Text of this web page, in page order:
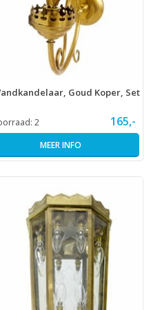
Goud Koper, Set
2 165,-
MEER INFO